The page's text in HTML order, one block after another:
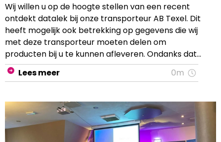
Wij willen u op de hoogte stellen van een recent
ontdekt datalek bij onze transporteur AB Texel. Dit
heeft mogelijk ook betrekking op gegevens die wij
met deze transporteur moeten delen om
producten bij u te kunnen afleveren. Ondanks dat
dit geen invloed heeft op de dienstverlening die u
van ons mag verwachten, vinden we dit zeer
bescherming van uw gegevens namelijk heel
belangrijk en nemen dit incident dan ook serieus.
Lees meer 0m